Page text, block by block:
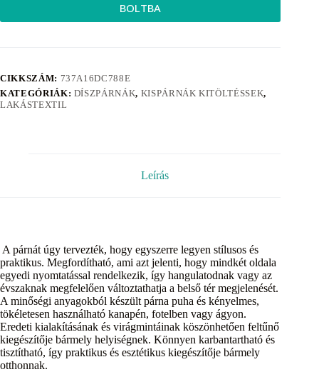
BOLTBA
CIKKSZÁM: 737A16DC788E
KATEGÓRIÁK: DÍSZPÁRNÁK, KISPÁRNÁK KITÖLTÉSSEK,
LAKÁSTEXTIL
Leírás
A párnát úgy tervezték, hogy egyszerre legyen stílusos és
praktikus. Megfordítható, ami azt jelenti, hogy mindkét oldala
egyedi nyomtatással rendelkezik, így hangulatodnak vagy az
évszaknak megfelelően változtathatja a belső tér megjelenését.
A minőségi anyagokból készült párna puha és kényelmes,
tökéletesen használható kanapén, fotelben vagy ágyon.
Eredeti kialakításának és virágmintáinak köszönhetően feltűnő
kiegészítője bármely helyiségnek. Könnyen karbantartható és
tisztítható, így praktikus és esztétikus kiegészítője bármely
otthonnak.